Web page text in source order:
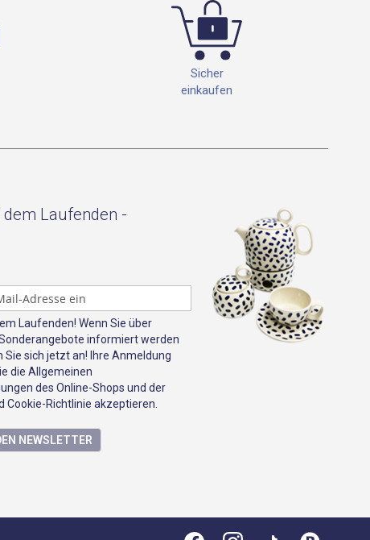
Sicher
einkaufen
dem Laufenden -
Laufenden! Wenn Sie über
informiert werden
Sie sich jetzt an! Ihre Anmeldung
die Allgemeinen
des Online-Shops und der
Cookie-Richtlinie akzeptieren.
NEWSLETTER